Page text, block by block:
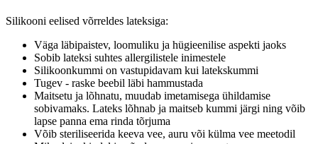
Silikooni eelised võrreldes lateksiga:
Väga läbipaistev, loomuliku ja hügieenilise aspekti jaoks
Sobib lateksi suhtes allergilistele inimestele
Silikoonkummi on vastupidavam kui latekskummi
Tugev - raske beebil läbi hammustada
Maitsetu ja lõhnatu, muudab imetamisega ühildamise
sobivamaks. Lateks lõhnab ja maitseb kummi järgi ning võib
lapse panna ema rinda tõrjuma
Võib steriliseerida keeva vee, auru või külma vee meetodil